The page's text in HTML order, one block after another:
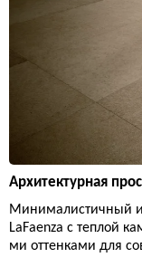
Архитектурная
Минималистичный и
LaFaenza с теплой
ми оттенками для